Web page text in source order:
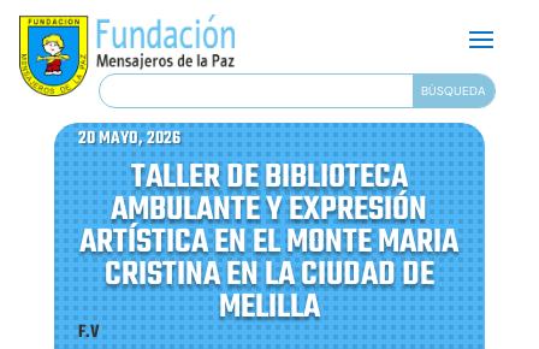
20 MAYO, 2026
TALLER DE BIBLIOTECA
AMBULANTE Y EXPRESIÓN
ARTÍSTICA EN EL MONTE MARIA
CRISTINA EN LA CIUDAD DE
MELILLA
F.V